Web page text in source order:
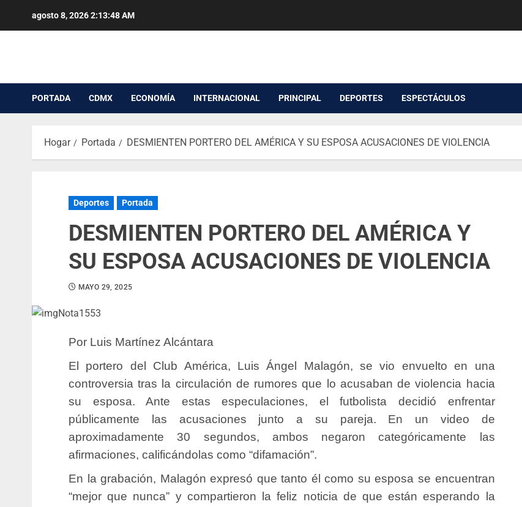
agosto 8, 20262:13:49 AM
PORTADA CDMX ECONOMÍA INTERNACIONAL PRINCIPAL DEPORTES ESPECTÁCULOS
Hogar Portada DESMIENTEN PORTERO DEL AMÉRICA Y SU ESPOSA ACUSACIONES DE VIOLENCIA
Deportes Portada
DESMIENTEN PORTERO DEL AMÉRICA Y
SU ESPOSA ACUSACIONES DE VIOLENCIA
MAYO 29, 2025
Por Luis Martínez Alcántara
El portero del Club América, Luis Ángel Malagón, se vio envuelto en una
controversia tras la circulación de rumores que lo acusaban de violencia hacia
su esposa.
Ante estas especulaciones, el futbolista decidió enfrentar
públicamente las acusaciones junto a su pareja.
En un video de
aproximadamente 30 segundos, ambos negaron categóricamente las
afirmaciones, calificándolas como “difamación”.
En la grabación, Malagón expresó que tanto él como su esposa se encuentran
“mejor que nunca” y compartieron la feliz noticia de que están esperando la